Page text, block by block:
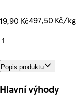
19,90 Kč497,50 Kč/kg
Popis produktu
Hlavní výhody